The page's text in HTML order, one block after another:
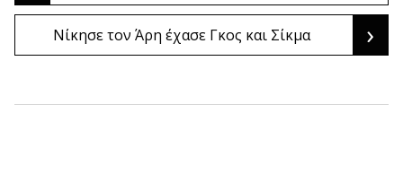
navigation
Νίκησε τον Άρη έχασε Γκος και Σίκμα ›